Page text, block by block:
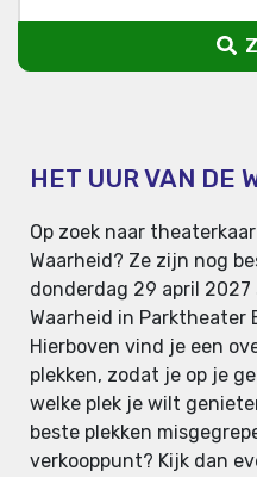
HET UUR VAN DE
Op zoek naar
Waarheid? Ze zijn nog
donderdag 29 april
Waarheid in Parktheater
Hierboven vind je een
plekken, zodat je op je
welke plek je wilt
beste plekken
verkooppunt? Kijk dan